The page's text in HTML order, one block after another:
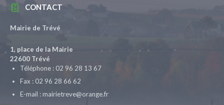
CONTACT
Mairie de Trévé
1, place de la Mairie
22600 Trévé
Téléphone : 02 96 28 13 67
Fax : 02 96 28 66 62
E-mail : mairietreve@orange.fr